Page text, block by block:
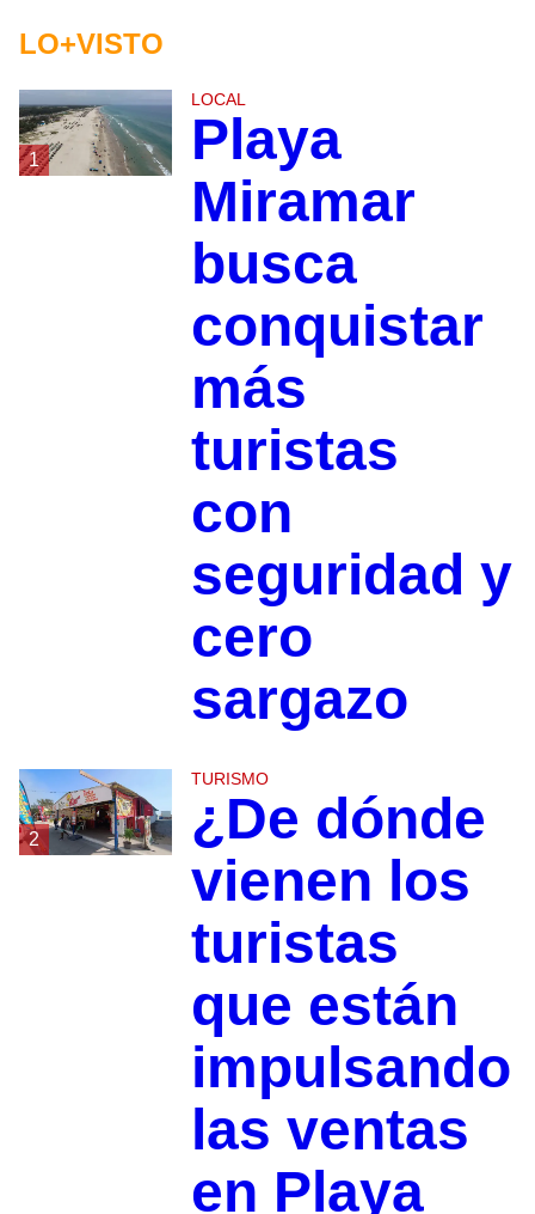
LO+VISTO
1
LOCAL
Playa
Miramar
busca
conquistar
más
turistas
con
seguridad y
cero
sargazo
2
TURISMO
¿De dónde
vienen los
turistas
que están
impulsando
las ventas
en Playa